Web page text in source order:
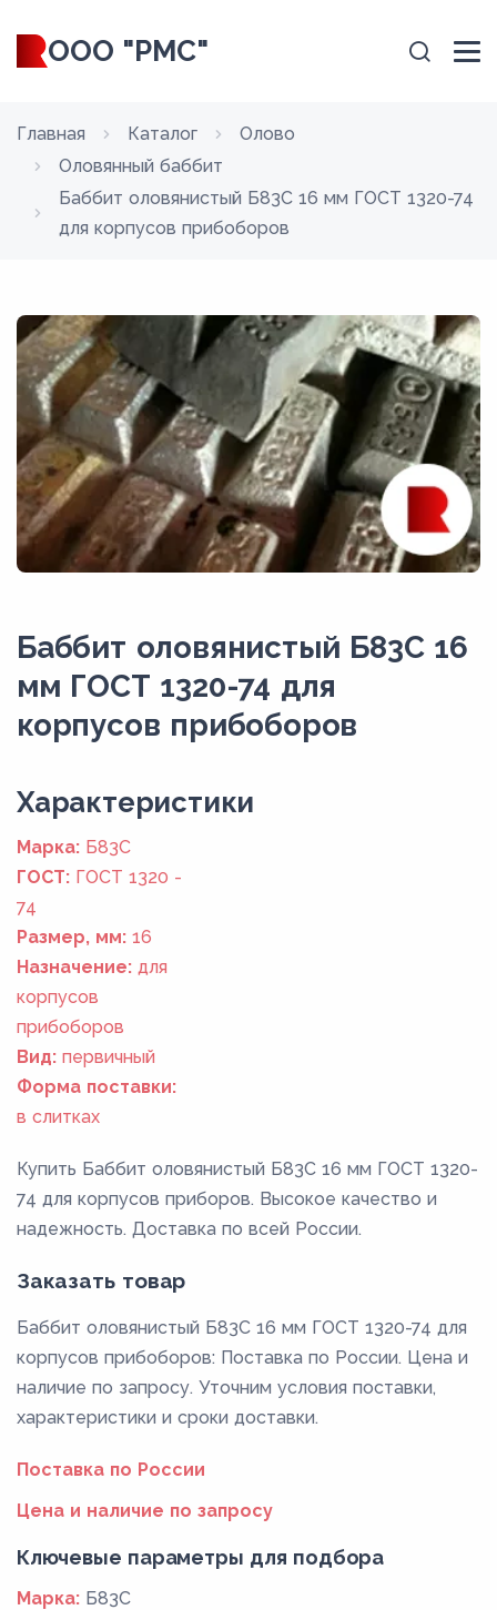
ООО "РМС"
Главная Каталог
Олово
Оловянный баббит
Баббит оловянистый Б83С 16 мм ГОСТ 1320-74
для корпусов прибоборов
Баббит оловянистый Б83С 16
мм ГОСТ 1320-74 для
корпусов прибоборов
Xарактеристики
Марка: Б83С
ГОСТ: ГОСТ 1320 -
74
Размер, мм: 16
Назначение: для
корпусов
прибоборов
Вид: первичный
Форма поставки:
в слитках
Купить Баббит оловянистый Б83С 16 мм ГОСТ 1320-
74 для корпусов приборов. Высокое качество и
надежность. Доставка по всей России.
Заказать товар
Баббит оловянистый Б83С 16 мм ГОСТ 1320-74 для
корпусов прибоборов: Поставка по России. Цена и
наличие по запросу. Уточним условия поставки,
характеристики и сроки доставки.
Поставка по России
Цена и наличие по запросу
Ключевые параметры для подбора
Марка: Б83С